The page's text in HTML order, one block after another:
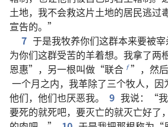
土地， 我不会救这片土地的居民逃过
宣告的。”
7 于是我牧养你们这群本来要被
为你们这群受苦的羊着想。 我拿了两
恩惠”， 另一根叫做 “联合 f ”， 然后
一个月之内， 我革除了三个牧人， 因
他们， 他们也厌恶我。 9 我说：“我
要死的就死吧， 要灭亡的就灭亡好了，